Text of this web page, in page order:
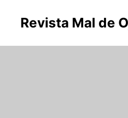
Revista Mal de